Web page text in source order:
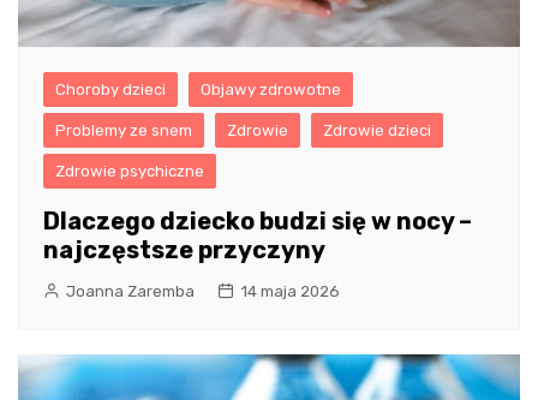
Choroby dzieci Objawy zdrowotne
Problemy ze snem Zdrowie Zdrowie dzieci
Zdrowie psychiczne
Dlaczego dziecko budzi się w nocy –
najczęstsze przyczyny
Joanna Zaremba 14 maja 2026